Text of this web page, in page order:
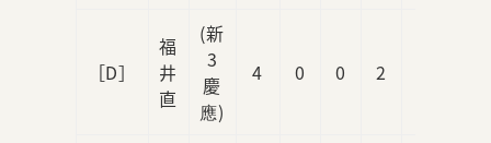
［D］
福
井
直
(新
3
慶
應)
4 0 0 2